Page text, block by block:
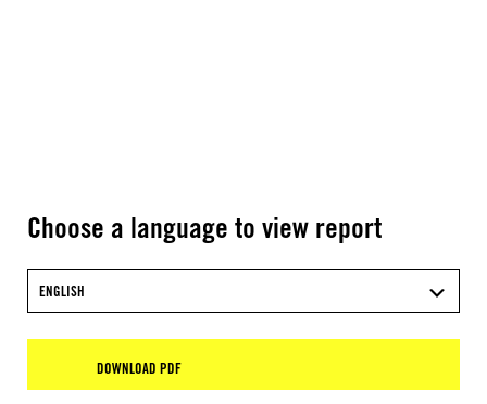
Choose a language to view report
ENGLISH
DOWNLOAD PDF